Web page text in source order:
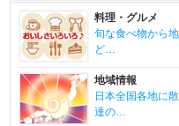
料理・グルメ
旬な食べ物から
ど…
地域情報
日本全国各地に
達の…